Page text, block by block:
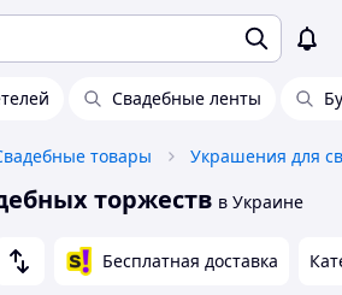
Свадебные ленты
товары Украшения для
торжеств в Украине
Бесплатная доставка